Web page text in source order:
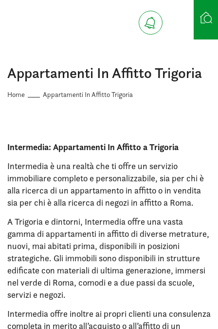
Ricerca case
Appartamenti In Affitto Trigoria
Home Appartamenti In Affitto Trigoria
Intermedia: Appartamenti In Affitto a Trigoria
Intermedia è una realtà che ti offre un servizio
immobiliare completo e personalizzabile, sia per chi è
alla ricerca di un appartamento in affitto o in vendita
sia per chi è alla ricerca di negozi in affitto a Roma.
A Trigoria e dintorni, Intermedia offre una vasta
gamma di appartamenti in affitto di diverse metrature,
nuovi, mai abitati prima, disponibili in posizioni
strategiche. Gli immobili sono disponibili in strutture
edificate con materiali di ultima generazione, immersi
nel verde di Roma, comodi e a due passi da scuole,
servizi e negozi.
Intermedia offre inoltre ai propri clienti una consulenza
completa in merito all’acquisto o all’affitto di un